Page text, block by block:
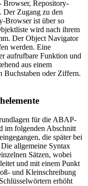
Browser, Repository-
Der Zugang zu den
Browser ist über so
wird nach ihrem
Der Object Navigator
werden. Eine
aufrufbare Funktion und
aus einem
Buchstaben oder Ziffern.
für die ABAP-
im folgenden Abschnitt
die später bei
allgemeine Syntax
Sätzen, wobei
und mit einem Punkt
und Kleinschreibung
erhöht